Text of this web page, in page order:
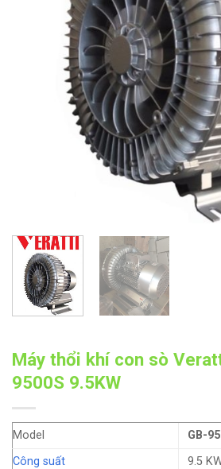
Máy thổi khí con sò
9500S 9.5KW
Model
GB-
Công suất
9.5